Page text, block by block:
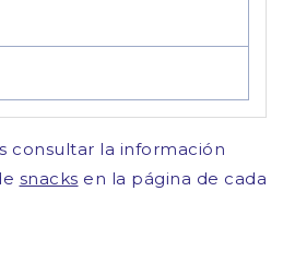
consultar la información
snacks en la página de cada